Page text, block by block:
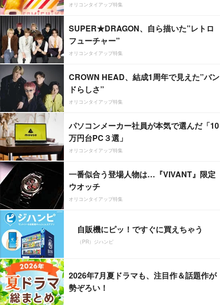
オリコンタイアップ特集
SUPER★DRAGON、自ら描いた”レトロ
フューチャー”
オリコンタイアップ特集
CROWN HEAD、結成1周年で見えた”バン
ドらしさ”
オリコンタイアップ特集
パソコンメーカー社員が本気で選んだ「10
万円台PC３選」
オリコンタイアップ特集
一番似合う登場人物は…『VIVANT』限定
ウオッチ
オリコンタイアップ特集
自販機にピッ！ですぐに買えちゃう
（PR）ジハンピ
2026年7月夏ドラマも、注目作＆話題作が
勢ぞろい！